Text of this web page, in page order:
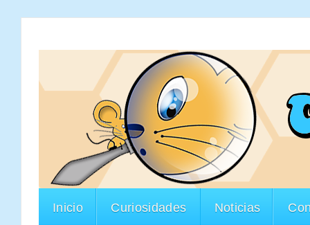
Inicio Curiosidades Noticias